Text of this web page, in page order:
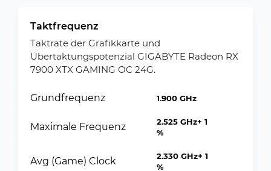
Taktfrequenz
Taktrate der Grafikkarte und
Übertaktungspotenzial GIGABYTE Radeon RX
7900 XTX GAMING OC 24G.
Grundfrequenz 1.900 GHz
Maximale Frequenz
2.525 GHz+ 1
%
Avg (Game) Clock
2.330 GHz+ 1
%